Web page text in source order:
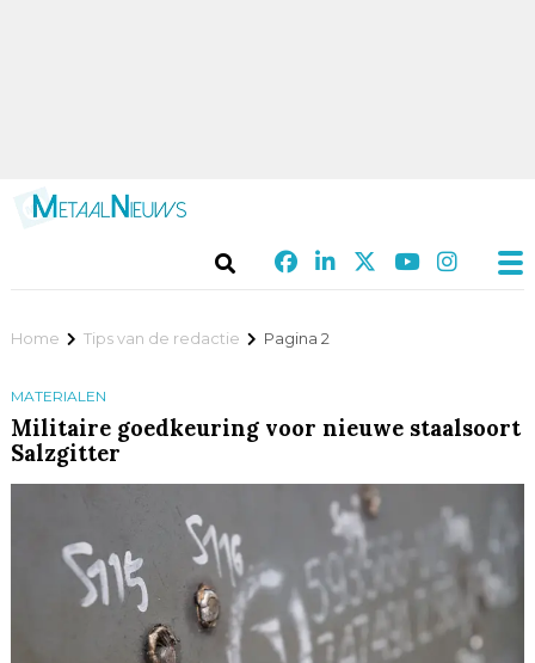
Home Tips van de redactie Pagina 2
MATERIALEN
Militaire goedkeuring voor nieuwe staalsoort
Salzgitter